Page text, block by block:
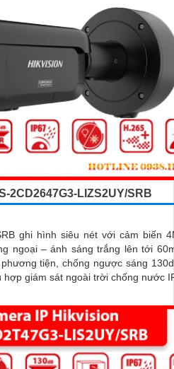
2CD2647G3-LIZS2UY/SRB
ghi hình siêu nét với cảm biến
– ánh sáng trắng lên tới 60m.
tiện, chống ngược sáng
giám sát ngoài trời chống nước